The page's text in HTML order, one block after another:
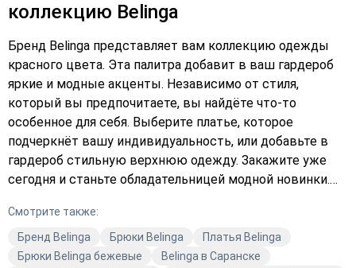
коллекцию Belinga
Бренд Belinga представляет вам коллекцию одежды
красного цвета. Эта палитра добавит в ваш гардероб
яркие и модные акценты. Независимо от стиля,
который вы предпочитаете, вы найдёте что-то
особенное для себя. Выберите платье, которое
подчеркнёт вашу индивидуальность, или добавьте в
гардероб стильную верхнюю одежду. Закажите уже
сегодня и станьте обладательницей модной новинки.
станьте звездой любого мероприятия. Купите то, что
подчеркнёт вашу уникальность.
Смотрите также:
Бренд Belinga
Брюки Belinga
Платья Belinga
Брюки Belinga бежевые
Belinga в Саранске